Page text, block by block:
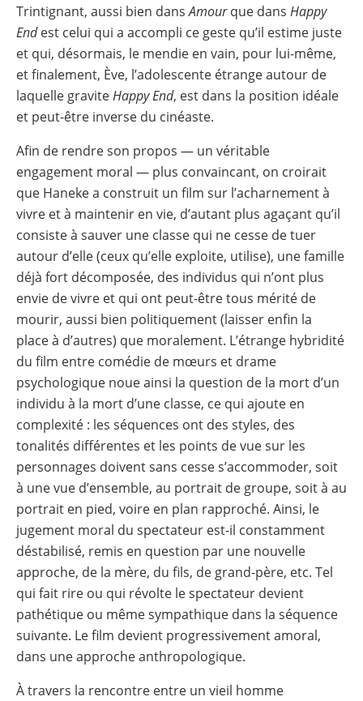
Trintignant, aussi bien dansAmourque dans Happy
Endest celui qui a accompli ce geste qu’il estime juste
et qui, désormais, le mendie en vain, pour lui-même,
et finalement, Ève, l’adolescente étrange autour de
laquelle graviteHappy End, est dans la position idéale
et peut-être inverse du cinéaste.
Afin de rendre son propos — un véritable
engagement moral — plus convaincant, on croirait
que Haneke a construit un film sur l’acharnement à
vivre et à maintenir en vie, d’autant plus agaçant qu’il
consiste à sauver une classe qui ne cesse de tuer
autour d’elle (ceux qu’elle exploite, utilise), une famille
déjà fort décomposée, des individus qui n’ont plus
envie de vivre et qui ont peut-être tous mérité de
mourir, aussi bien politiquement (laisser enfin la
place à d’autres) que moralement. L’étrange hybridité
du film entre comédie de mœurs et drame
psychologique noue ainsi la question de la mort d’un
individu à la mort d’une classe, ce qui ajoute en
complexité : les séquences ont des styles, des
tonalités différentes et les points de vue sur les
personnages doivent sans cesse s’accommoder, soit
à une vue d’ensemble, au portrait de groupe, soit à au
portrait en pied, voire en plan rapproché. Ainsi, le
jugement moral du spectateur est-il constamment
déstabilisé, remis en question par une nouvelle
approche, de la mère, du fils, de grand-père, etc. Tel
qui fait rire ou qui révolte le spectateur devient
pathétique ou même sympathique dans la séquence
suivante. Le film devient progressivement amoral,
dans une approche anthropologique.
À travers la rencontre entre un vieil homme